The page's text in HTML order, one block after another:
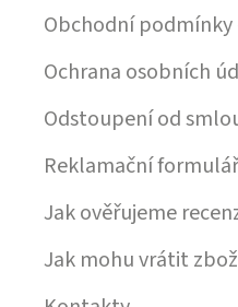
Obchodní podmínky
Ochrana osobních
Odstoupení od
Reklamační formulář
Jak ověřujeme
Jak mohu vrátit